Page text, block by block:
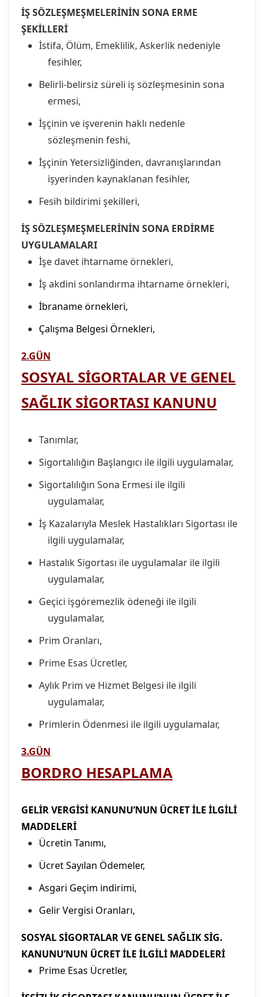
İŞ SÖZLEŞMEŞMELERİNİN SONA ERME
ŞEKİLLERİ
İstifa, Ölüm, Emeklilik, Askerlik nedeniyle
fesihler,
Belirli-belirsiz süreli iş sözleşmesinin sona
ermesi,
İşçinin ve işverenin haklı nedenle
sözleşmenin feshi,
İşçinin Yetersizliğinden, davranışlarından
işyerinden kaynaklanan fesihler,
Fesih bildirimi şekilleri,
İŞ SÖZLEŞMEŞMELERİNİN SONA ERDİRME
UYGULAMALARI
İşe davet ihtarname örnekleri,
İş akdini sonlandırma ihtarname örnekleri,
İbraname örnekleri,
Çalışma Belgesi Örnekleri,
2.GÜN
SOSYAL SİGORTALAR VE GENEL
SAĞLIK SİGORTASI KANUNU
Tanımlar,
Sigortalılığın Başlangıcı ile ilgili uygulamalar,
Sigortalılığın Sona Ermesi ile ilgili
uygulamalar,
İş Kazalarıyla Meslek Hastalıkları Sigortası ile
ilgili uygulamalar,
Hastalık Sigortası ile uygulamalar ile ilgili
uygulamalar,
Geçici işgöremezlik ödeneği ile ilgili
uygulamalar,
Prim Oranları,
Prime Esas Ücretler,
Aylık Prim ve Hizmet Belgesi ile ilgili
uygulamalar,
Primlerin Ödenmesi ile ilgili uygulamalar,
3.GÜN
BORDRO HESAPLAMA
GELİR VERGİSİ KANUNU’NUN ÜCRET İLE İLGİLİ
MADDELERİ
Ücretin Tanımı,
Ücret Sayılan Ödemeler,
Asgari Geçim indirimi,
Gelir Vergisi Oranları,
SOSYAL SİGORTALAR VE GENEL SAĞLIK SİG.
KANUNU’NUN ÜCRET İLE İLGİLİ MADDELERİ
Prime Esas Ücretler,